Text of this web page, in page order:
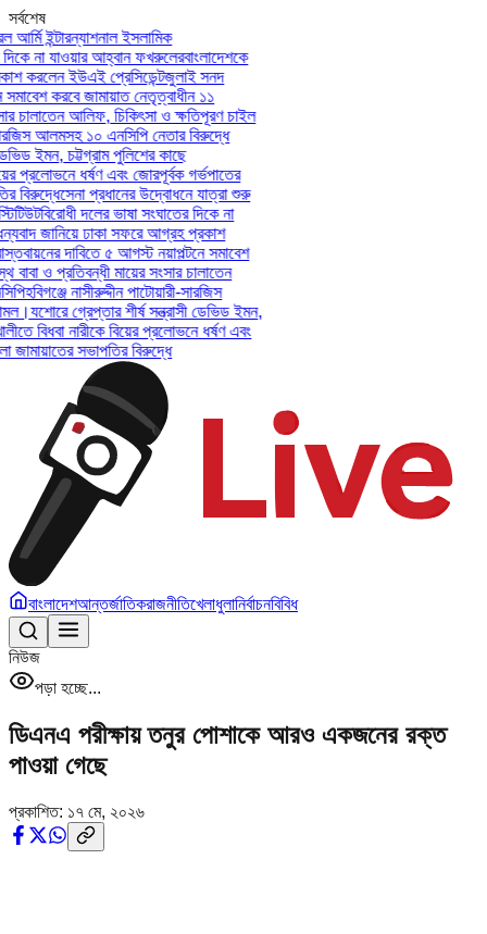
সর্বশেষ
ইন্টারন্যাশনাল ইসলামিক
না যাওয়ার আহ্বান ফখরুলেরবাংলাদেশকে
করলেন ইউএই প্রেসিডেন্টজুলাই সনদ
করবে জামায়াত নেতৃত্বাধীন ১১
আলিফ, চিকিৎসা ও ক্ষতিপূরণ চাইল
আলমসহ ১০ এনসিপি নেতার বিরুদ্ধে
ইমন, চট্টগ্রাম পুলিশের কাছে
প্রলোভনে ধর্ষণ এবং জোরপূর্বক গর্ভপাতের
সেনা প্রধানের উদ্বোধনে যাত্রা শুরু
বিরোধী দলের ভাষা সংঘাতের দিকে না
জানিয়ে ঢাকা সফরে আগ্রহ প্রকাশ
দাবিতে ৫ আগস্ট নয়াপল্টনে সমাবেশ
ও প্রতিবন্ধী মায়ের সংসার চালাতেন
হবিগঞ্জে নাসীরুদ্দীন পাটোয়ারী-সারজিস
যশোরে গ্রেপ্তার শীর্ষ সন্ত্রাসী ডেভিড ইমন,
বিধবা নারীকে বিয়ের প্রলোভনে ধর্ষণ এবং
সভাপতির বিরুদ্ধে
বাংলাদেশআন্তর্জাতিকরাজনীতিখেলাধুলানির্বাচনবিবিধ
নিউজ
পড়া হচ্ছে...
ডিএনএ পরীক্ষায় তনুর পোশাকে আরও একজনের রক্ত
পাওয়া গেছে
প্রকাশিত: ১৭ মে, ২০২৬